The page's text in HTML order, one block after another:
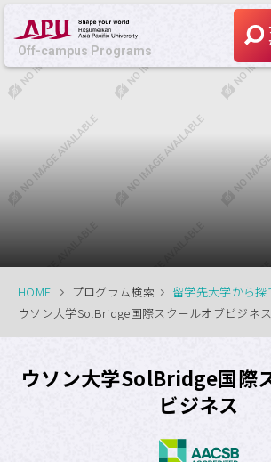
Off-campus Programs
HOME プログラム検索
留学先大学から探
ウソン大学SolBridge国際スクールオブビジネス
ウソン大学SolBridge国際
ビジネス
Off-campus
LANGUAGE:
プログラム・大学検索